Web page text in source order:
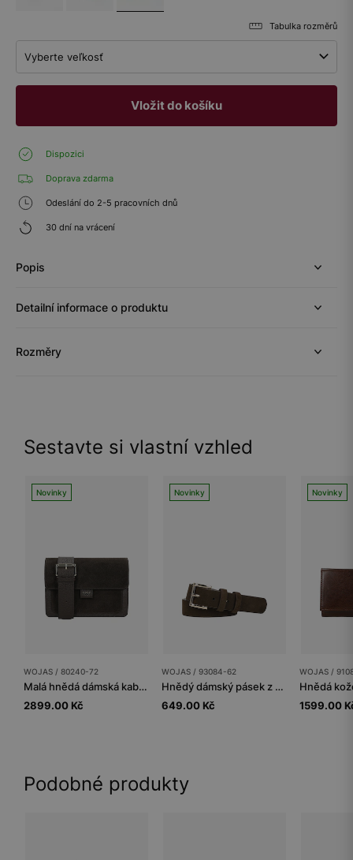
Tabulka rozměrů
Vyberte veľkosť
Vložit do košíku
Dispozici
Doprava zdarma
Odeslání do 2-5 pracovních dnů
30 dní na vrácení
Popis
Detailní informace o produktu
Rozměry
Sestavte si vlastní vzhled
Novinky
WOJAS / 80240-72
Malá hnědá dámská kabelka z kombinovaných kůží
2899.00 Kč
Novinky
WOJAS / 93084-62
Hnědý dámský pásek z velurové štípané kůže
649.00 Kč
Novinky
WOJAS /
1599.00
Podobné produkty